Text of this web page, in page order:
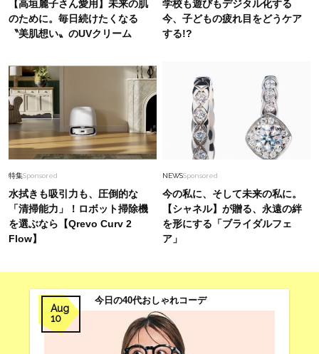
そ最高に華やぐ「贅沢カラーストーン」
40代「パンツ派」がこなれて見える！大草直子
さんイチ押し、ラク可愛い【トップス】4選
Lifestyle 2025.10.8
松村未央アナウンサー（39）夫・陣内智則さん
のスケジュールは「信頼関係もあるので特に聞き
【高垣麗子さん愛用】未来の肌
のために。毎日続けたくなる
〝美肌想い〟のUVクリーム
学校も遊びもデジタル化する
今、子どもの疲れ目をどうケア
する!?
特集Sponsored
水拭きも吸引力も、圧倒的な
「清掃能力」！ロボット掃除機
を選ぶなら【Qrevo Curv 2
Flow】
NEWSSponsored
今の私に、そして未来の私に。
【シャネル】が贈る、永遠の絆
を形にする「ブライダルフェ
ア」
Aug
10
今日の40代おしゃれコーデ